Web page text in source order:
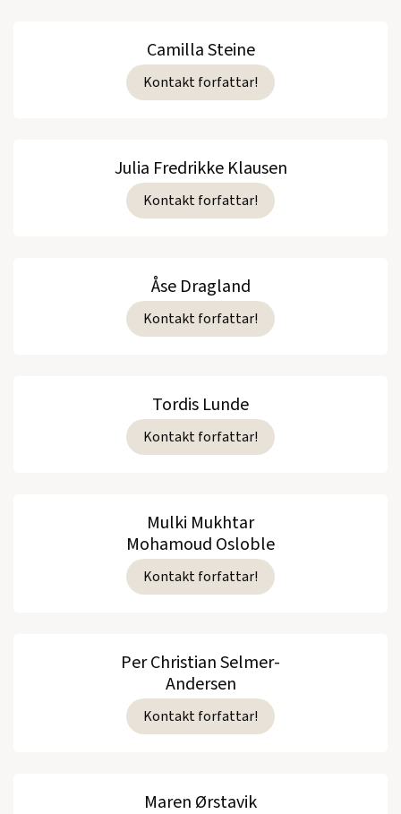
Camilla Steine
Kontakt forfattar!
Julia Fredrikke Klausen
Kontakt forfattar!
Åse Dragland
Kontakt forfattar!
Tordis Lunde
Kontakt forfattar!
Mulki Mukhtar
Mohamoud Osloble
Kontakt forfattar!
Per Christian Selmer-
Andersen
Kontakt forfattar!
Maren Ørstavik